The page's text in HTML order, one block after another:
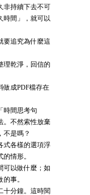
持續下去不可
時間」，就可以
追究為什麼這
乾淨，回信的
成PDF檔存在
間思考句
。不然索性放棄
不是嗎？
各樣的選項浮
情形。
以做什麼；如
事。
分鐘。這時閱